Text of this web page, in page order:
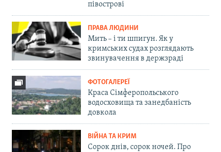
півострові
ПРАВА ЛЮДИНИ
Мить – і ти шпигун. Як у
кримських судах розглядають
звинувачення в держзраді
ФОТОГАЛЕРЕЇ
Краса Сімферопольського
водосховища та занедбаність
довкола
ВІЙНА ТА КРИМ
Сорок днів, сорок ночей. Про